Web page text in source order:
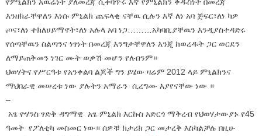
እንዘክራቸዋለን እነሱ ምኒልክ ጨፍላቂ ናቸዉ ሲሉን እኛ ለነ አባ ጅፍር፣ለነ ካዎ
ጦና፣ለነ ተክለሀይማኖት፣ለነ አሉላ አባ ነጋ………አካባቢያቸዉን እንዲያስተዳድሩ
የሰጣቸዉን ስልጣንና ነፃነት በመረጃ እንግታቸዋለን እንጂ ከወረዱት ጋር ወርደን
ለማይጠቅመን ነገር ሙት ወቃሽ መሆን የለብንም።
ህወሃትና የሥርዓቱ የአንቀልባ ልጆች ግን ይሄው ዛሬም 2012 ላይ ምኒልክንና
ማህበራዊ መሠረቱ ነው ያሉትን አማራን ሲረግሙ እያየናቸው ነው ።
–
አፄ ዮሃንስ ፃድቅ ዳግማዊ አፄ ምኒልክ እርኩስ አድርጎ ማቅረብ የህወሃታውያኑ የ45
ዓመት የፖለቲካ መስመር ነው። ሰዎቹ ከታሪክ ጋር መታረቅ እስካልቻሉ በዚሁ